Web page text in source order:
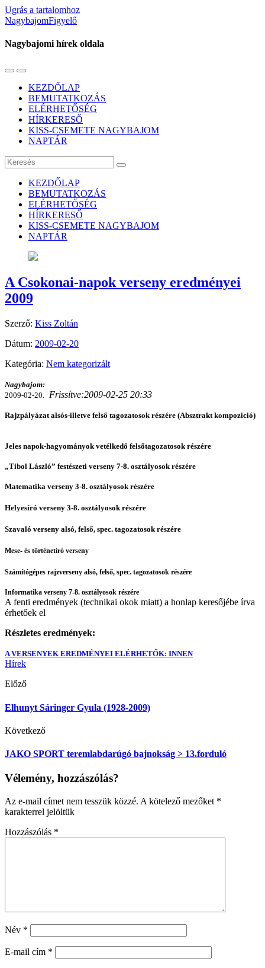
Ugrás a tartalomhoz
NagybajomFigyelő
Nagybajomi hírek oldala
Váltás
mobil
menüre
Használja
keresés
mezőt
KEZDŐLAP
BEMUTATKOZÁS
ELÉRHETŐSÉG
HÍRKERESŐ
KISS-CSEMETE NAGYBAJOM
NAPTÁR
Keresés
KEZDŐLAP
BEMUTATKOZÁS
ELÉRHETŐSÉG
HÍRKERESŐ
KISS-CSEMETE NAGYBAJOM
NAPTÁR
A Csokonai-napok verseny eredményei
2009
Szerző: Kiss Zoltán
Dátum: 2009-02-20
Kategória: Nem kategorizált
Nagybajom:
2009-02-20. Frissítve:2009-02-25 20:33
Rajzpályázatalsós-illetve felső tagozatosok részére (Absztrakt kompozició)
Jeles napok-hagyományok vetélkedő felsőtagozatosok részére
„Tibol László” festészeti verseny 7-8. osztályosok részére
Matematika verseny 3-8. osztályosok részére
Helyesíró verseny 3-8. osztályosok részére
Szavaló verseny alsó, felső, spec. tagozatosok részére
Mese- és történetíró verseny
Számítógépes rajzverseny alsó, felső, spec. tagozatosok részére
Informatika verseny 7-8. osztályosok részére
A fenti eredmények (technikai okok miatt) a honlap keresőjébe írva
érhetőek el
Részletes eredmények:
A VERSENYEK EREDMÉNYEI ELÉRHETŐK: INNEN
Hírek
Előző
Elhunyt Sáringer Gyula (1928-2009)
Következő
JAKO SPORT teremlabdarúgó bajnokság > 13.forduló
Vélemény, hozzászólás?
Az e-mail címet nem tesszük közzé. A kötelező mezőket *
karakterrel jelöltük
Hozzászólás *
Név *
E-mail cím *